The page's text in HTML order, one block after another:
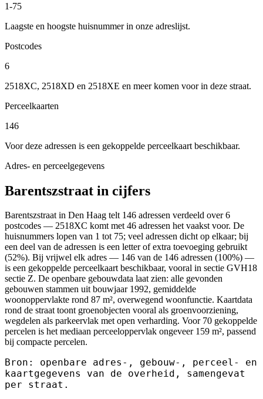
1-75
Laagste en hoogste huisnummer in onze adreslijst.
Postcodes
6
2518XC, 2518XD en 2518XE en meer komen voor in deze straat.
Perceelkaarten
146
Voor deze adressen is een gekoppelde perceelkaart beschikbaar.
Adres- en perceelgegevens
Barentszstraat in cijfers
Barentszstraat in Den Haag telt 146 adressen verdeeld over 6
postcodes — 2518XC komt met 46 adressen het vaakst voor. De
huisnummers lopen van 1 tot 75; veel adressen dicht op elkaar; bij
een deel van de adressen is een letter of extra toevoeging gebruikt
(52%). Bij vrijwel elk adres — 146 van de 146 adressen (100%) —
is een gekoppelde perceelkaart beschikbaar, vooral in sectie GVH18
sectie Z. De openbare gebouwdata laat zien: alle gevonden
gebouwen stammen uit bouwjaar 1992, gemiddelde
woonoppervlakte rond 87 m², overwegend woonfunctie. Kaartdata
rond de straat toont groenobjecten vooral als groenvoorziening,
wegdelen als parkeervlak met open verharding. Voor 70 gekoppelde
percelen is het mediaan perceeloppervlak ongeveer 159 m², passend
bij compacte percelen.
Bron: openbare adres-, gebouw-, perceel- en
kaartgegevens van de overheid, samengevat
per straat.